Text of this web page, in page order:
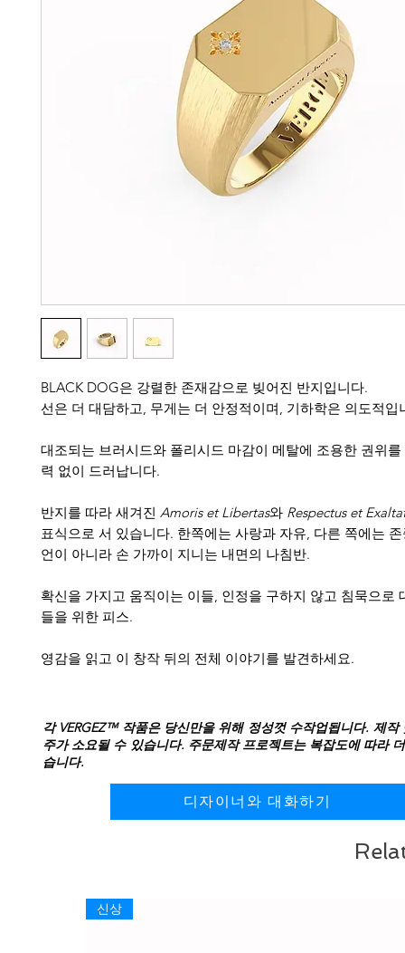
BLACK DOG은 강렬한 존재감으로 빚어진 반지입니다.
선은 더 대담하고, 무게는 더 안정적이며, 기하학은 의도적입
대조되는 브러시드와 폴리시드 마감이 메탈에 조용한 권위
력 없이 드러납니다.
반지를 따라 새겨진 Amoris et Libertas와 Respectus et
표식으로 서 있습니다. 한쪽에는 사랑과 자유, 다른 쪽에는
언이 아니라 손 가까이 지니는 내면의 나침반.
확신을 가지고 움직이는 이들, 인정을 구하지 않고 침묵으로
들을 위한 피스.
영감을 읽고 이 창작 뒤의 전체 이야기를 발견하세요.
각 VERGEZ™ 작품은 당신만을 위해 정성껏 수작업됩니다. 제작
주가 소요될 수 있습니다. 주문제작 프로젝트는 복잡도에 따라
습니다.
디자이너와 대화하기
신상